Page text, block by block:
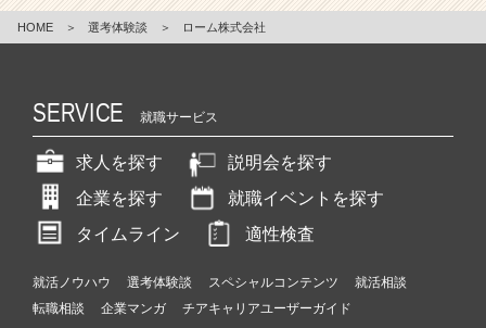
HOME ＞ 選考体験談 ＞ ローム株式会社
SERVICE 就職サービス
求人を探す
説明会を探す
企業を探す
就職イベントを探す
タイムライン
適性検査
就活ノウハウ 選考体験談 スペシャルコンテンツ
就活相談
転職相談
企業マンガ チアキャリアユーザーガイド